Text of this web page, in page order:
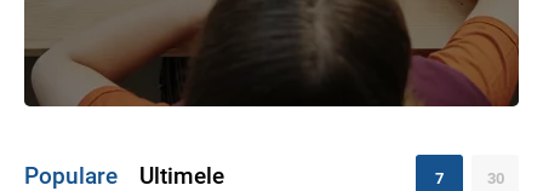
Populare Ultimele 7 30